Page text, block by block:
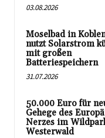
03.08.2026
Moselbad in
nutzt Solarstrom
mit großen
Batteriespeichern
31.07.2026
50.000 Euro für
Gehege des
Nerzes im
Westerwald